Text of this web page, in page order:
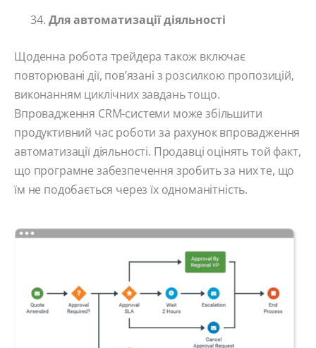
Для автоматизації діяльності
Щоденна робота трейдера також включає
повторювані дії, пов’язані з розсилкою пропозицій,
виконанням циклічних завдань тощо.
Впровадження CRM-системи може збільшити
продуктивний час роботи за рахунок впровадження
автоматизації діяльності. Продавці оцінять той факт,
що програмне забезпечення зробить за них те, що
їм не подобається через їх одноманітність.